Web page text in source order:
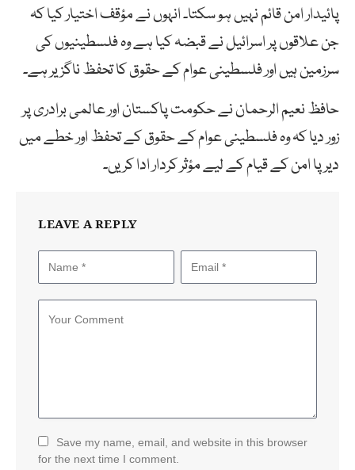
پائیدار امن قائم نہیں ہو سکتا۔ انہوں نے مؤقف اختیار کیا کہ
جن علاقوں پر اسرائیل نے قبضہ کیا ہے وہ فلسطینیوں کی
سرزمین ہیں اور فلسطینی عوام کے حقوق کا تحفظ ناگزیر ہے۔
حافظ نعیم الرحمان نے حکومت پاکستان اور عالمی برادری پر
زور دیا کہ وہ فلسطینی عوام کے حقوق کے تحفظ اور خطے میں
دیرپا امن کے قیام کے لیے مؤثر کردار ادا کریں۔
LEAVE A REPLY
Save my name, email, and website in this browser
for the next time I comment.